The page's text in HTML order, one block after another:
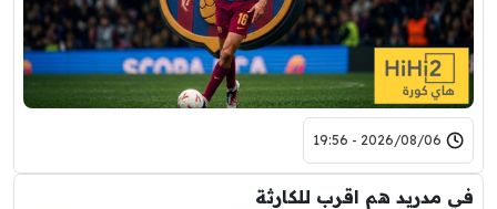
2026/08/06 - 19:56
في مدريد هم اقرب للكارثة